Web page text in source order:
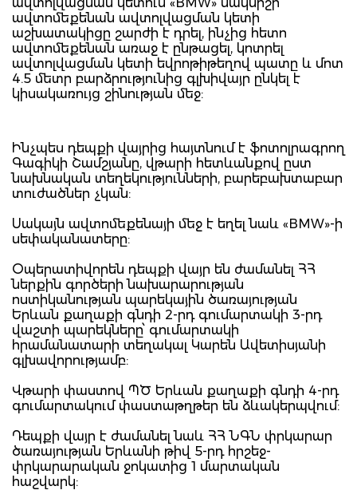
ավտոմեքենան ավտոլվացման կետի
աշխատակիցը շարժի է դրել, ինչից հետո
ավտոմեքենան առաջ է ընթացել, կոտրել
ավտոլվացման կետի եվրոթիթեղով պատը և մոտ
4.5 մետր բարձրությունից գլխիվայր ընկել է
կիսակառույց շինության մեջ:
Ինչպես դեպքի վայրից հայտնում է ֆոտոլրագրող
Գագիկի Շամշյանը, վթարի հետևանքով ըստ
նախնական տեղեկությունների, բարեբախտաբար
տուժածներ չկան:
Սակայն ավտոմեքենայի մեջ է եղել նաև «BMW»-ի
սեփականատերը:
Օպերատիվորեն դեպքի վայր են ժամանել ՀՀ
ներքին գործերի նախարարության
ոստիկանության պարեկային ծառայության
Երևան քաղաքի գնդի 2-րդ գումարտակի 3-րդ
վաշտի պարեկները՝ գումարտակի
հրամանատարի տեղակալ Կարեն Ավետիսյանի
գլխավորությամբ:
Վթարի փաստով ՊԾ Երևան քաղաքի գնդի 4-րդ
գումարտակում փաստաթղթեր են ձևակերպվում:
Դեպքի վայր է ժամանել նաև ՀՀ ՆԳՆ փրկարար
ծառայության Երևանի թիվ 5-րդ հրշեջ-
փրկարարական ջոկատից 1 մարտական
հաշվարկ: